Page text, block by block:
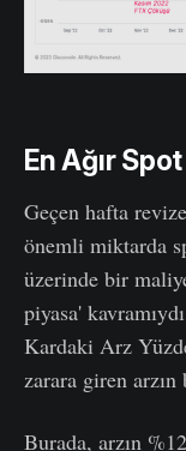
En Ağır
Geçen hafta
önemli miktarda
üzerinde bir
piyasa'
Kardaki Arz
zarara giren
Burada, arzın